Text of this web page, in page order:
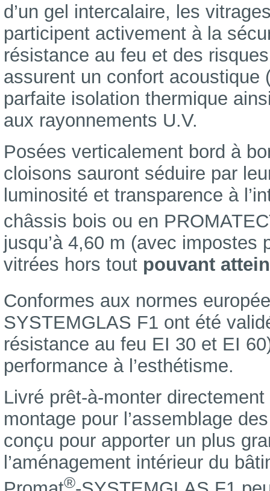
d’un gel intercalaire, les
participent activement à la
résistance au feu et des
assurent un confort acoustique
parfaite isolation thermique
aux rayonnements U.V.
Posées verticalement bord à
cloisons sauront séduire par
luminosité et transparence à
châssis bois ou en
jusqu’à 4,60 m (avec impostes
vitrées hors tout pouvant
Conformes aux normes
SYSTEMGLAS F1 ont été
résistance au feu EI 30 et EI
performance à l’esthétisme.
Livré prêt-à-monter
montage pour l’assemblage
conçu pour apporter un plus
l’aménagement intérieur du
®